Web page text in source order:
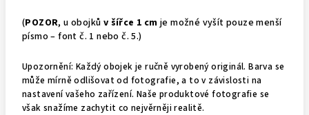
(POZOR, u obojků v šířce 1 cmje možné vyšít pouze menší
písmo – font č. 1 nebo č. 5.)
Upozornění: Každý obojek je ručně vyrobený originál. Barva se
může mírně odlišovat od fotografie, a to v závislosti na
nastavení vašeho zařízení. Naše produktové fotografie se
však snažíme zachytit co nejvěrněji realitě.